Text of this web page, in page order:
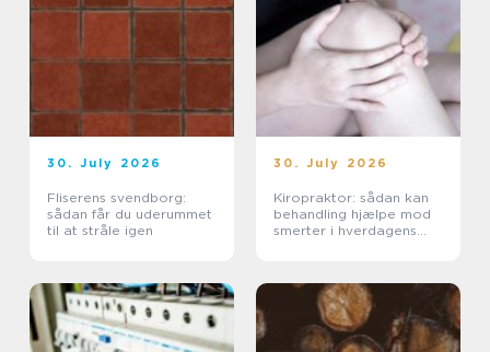
30. July 2026
Fliserens svendborg:
sådan får du uderummet
til at stråle igen
30. July 2026
Kiropraktor: sådan kan
behandling hjælpe mod
smerter i hverdagens